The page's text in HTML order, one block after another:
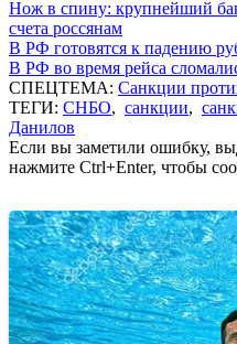
Нож в спину: крупнейший
счета россянам
В РФ готовятся к падению
В РФ во время рейса
СПЕЦТЕМА: Санкции
ТЕГИ: СНБО, санкции,
Данилов
Если вы заметили ошибку,
нажмите Ctrl+Enter, чтобы